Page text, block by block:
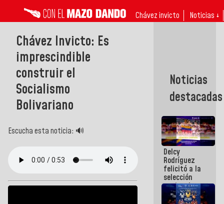
Chávez invicto Noticias ↓
Chávez Invicto: Es
imprescindible
construir el
Socialismo
Bolivariano
Escucha esta noticia: 🔊
Noticias
destacadas
Delcy
Rodríguez
felicitó a la
selección
nacional
masculina